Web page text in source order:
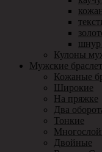
шнур
Кулоны
Мужские
Кожаные
Широкие
На пряжке
Два
Тонкие
Двойные